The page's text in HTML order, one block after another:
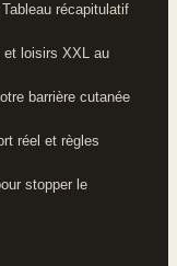
récapitulatif
et loisirs XXL au
barrière cutanée
réel et règles
stopper le